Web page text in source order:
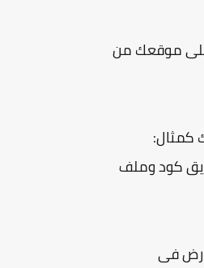
على موقعك من
كمثال:
كود وملف
فى